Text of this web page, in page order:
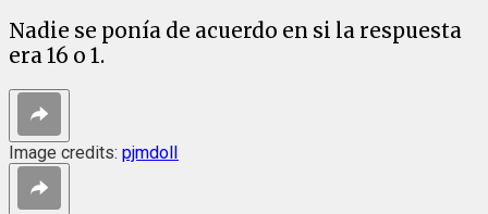
Nadie se ponía de acuerdo en si la respuesta
era 16 o 1.
Image credits: pjmdolI